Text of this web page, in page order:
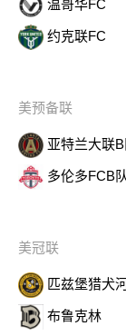
温哥华FC
约克联FC
美预备联
亚特兰大联B
多伦多FCB队
美冠联
匹兹堡猎犬
布鲁克林